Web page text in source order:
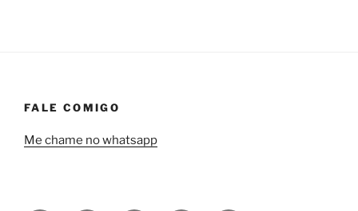
FALE COMIGO
Me chame no whatsapp